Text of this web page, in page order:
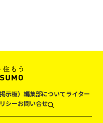
示板） 編集部についてライター
シーお問い合せ